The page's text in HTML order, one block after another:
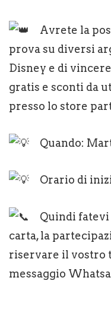
Avrete la
prova su diversi
Disney e di
gratis e sconti da
presso lo store
Quando:
Orario di
Quindi fatevi
carta, la
riservare il vostro
messaggio